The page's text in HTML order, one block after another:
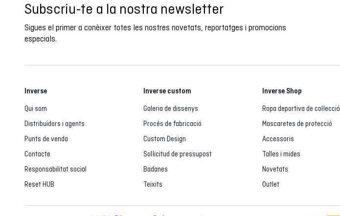
Subscriu-te a la nostra newsletter
Sigues el primer a conèixer totes les nostres novetats, reportatges i promocions
especials.
Inverse
Qui som
Distribuïdors i agents
Punts de venda
Contacte
Responsabilitat social
Reset HUB
Inverse custom
Galeria de dissenys
Procés de fabricació
Custom Design
Sol·licitud de pressupost
Badanes
Teixits
Inverse Shop
Ropa deportiva de col·lecció
Mascaretes de protecció
Accessoris
Talles i mides
Novetats
Outlet